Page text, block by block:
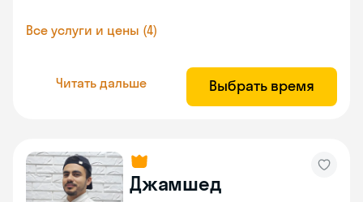
Все услуги и цены (4)
Читать дальше Выбрать время
Джамшед